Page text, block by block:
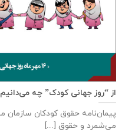
از “روز جهانی کودک” چه می‌دانیم
می‌شمرد و حقوق [...]